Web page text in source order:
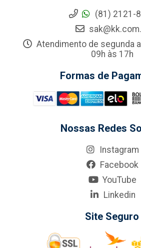
(81) 2121-
Atendimento de segunda
09h às 17h
Formas de
Nossas Redes
Instagram
Facebook
YouTube
Linkedin
Site Seguro